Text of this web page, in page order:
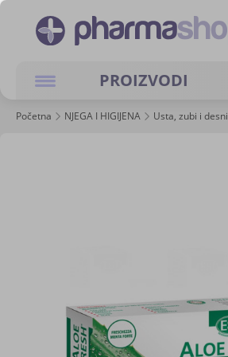
PROIZVODI
Početna NJEGA I HIGIJENA Usta, zubi i desni